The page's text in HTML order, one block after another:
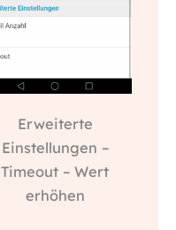
Erweiterte
Einstellungen –
Timeout – Wert
erhöhen